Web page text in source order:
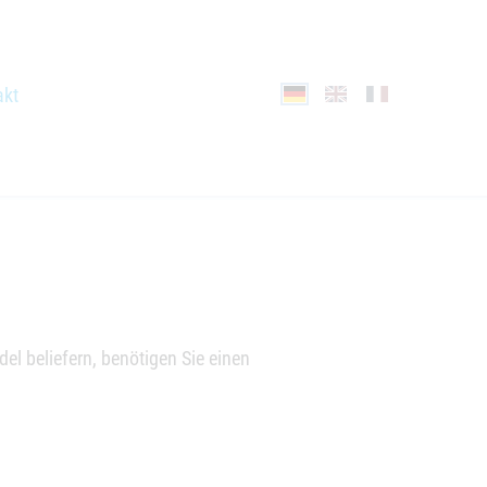
beliefern, benötigen Sie einen